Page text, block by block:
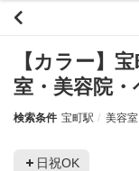
【カラー】
室・美容院
検索条件 宝町駅 美容
日祝OK